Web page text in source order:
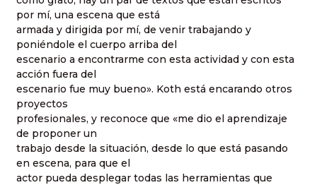
por mí, una escena que está
armada y dirigida por mí, de venir trabajando y
poniéndole el cuerpo arriba del
escenario a encontrarme con esta actividad y con esta
acción fuera del
escenario fue muy bueno». Koth está encarando otros
proyectos
profesionales, y reconoce que «me dio el aprendizaje
de proponer un
trabajo desde la situación, desde lo que está pasando
en escena, para que el
actor pueda desplegar todas las herramientas que